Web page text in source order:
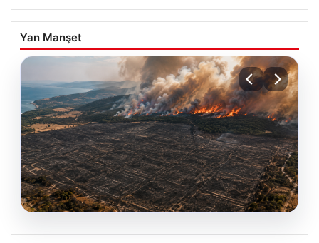
Yan Manşet
07.08.2026